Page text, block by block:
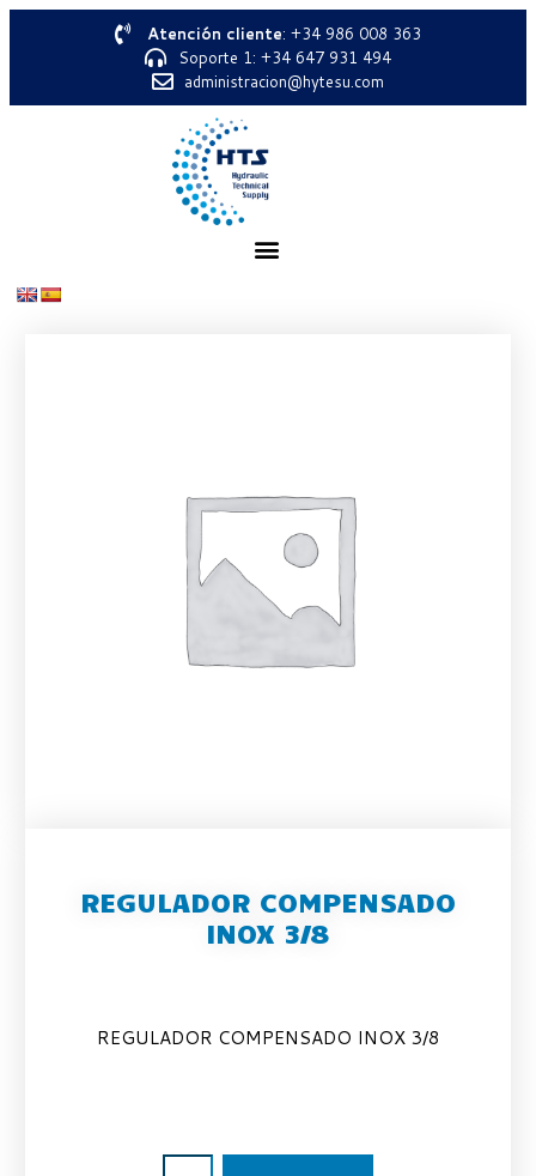
Atención cliente: +34 986 008 363
Soporte 1: +34 647 931 494
administracion@hytesu.com
REGULADOR COMPENSADO
INOX 3/8
REGULADOR COMPENSADO INOX 3/8